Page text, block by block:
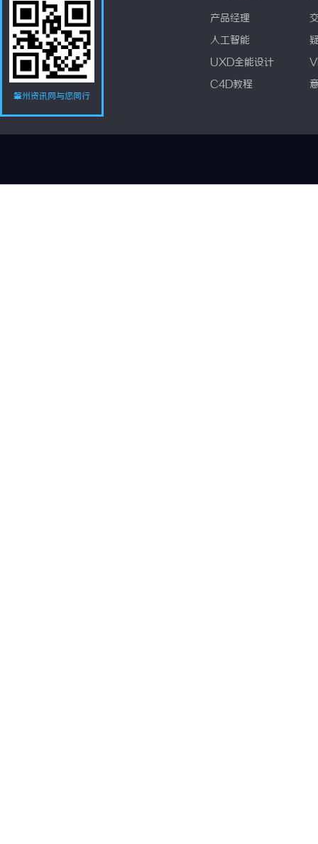
肇州资讯网与您同行
产品经理
人工智能
UXD全能设计
C4D教程